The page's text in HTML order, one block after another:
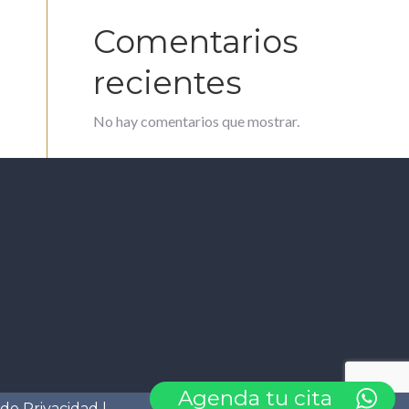
Comentarios
recientes
No hay comentarios que mostrar.
Agenda tu cita